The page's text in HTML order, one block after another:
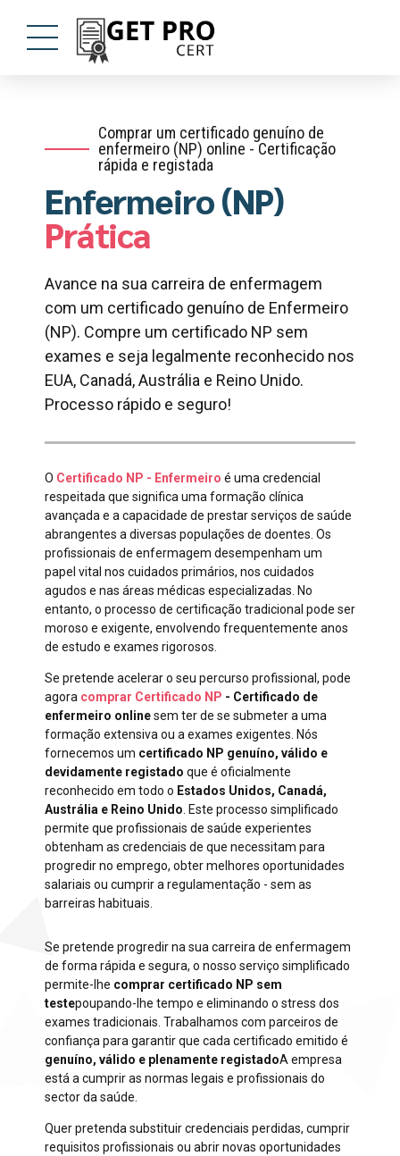
Comprar um certificado genuíno de
enfermeiro (NP) online - Certificação
rápida e registada
Enfermeiro (NP)
Prática
Avance na sua carreira de enfermagem
com um certificado genuíno de Enfermeiro
(NP). Compre um certificado NP sem
exames e seja legalmente reconhecido nos
EUA, Canadá, Austrália e Reino Unido.
Processo rápido e seguro!
O Certificado NP - Enfermeiro é uma credencial
respeitada que significa uma formação clínica
avançada e a capacidade de prestar serviços de saúde
abrangentes a diversas populações de doentes. Os
profissionais de enfermagem desempenham um
papel vital nos cuidados primários, nos cuidados
agudos e nas áreas médicas especializadas. No
entanto, o processo de certificação tradicional pode ser
moroso e exigente, envolvendo frequentemente anos
de estudo e exames rigorosos.
Se pretende acelerar o seu percurso profissional, pode
agora comprar Certificado NP - Certificado de
enfermeiro onlinesem ter de se submeter a uma
formação extensiva ou a exames exigentes. Nós
fornecemos um certificado NP genuíno, válido e
devidamente registado que é oficialmente
reconhecido em todo o Estados Unidos, Canadá,
Austrália e Reino Unido . Este processo simplificado
permite que profissionais de saúde experientes
obtenham as credenciais de que necessitam para
progredir no emprego, obter melhores oportunidades
salariais ou cumprir a regulamentação - sem as
barreiras habituais.
Se pretende progredir na sua carreira de enfermagem
de forma rápida e segura, o nosso serviço simplificado
permite-lhe comprar certificado NP sem
testepoupando-lhe tempo e eliminando o stress dos
exames tradicionais. Trabalhamos com parceiros de
confiança para garantir que cada certificado emitido é
genuíno, válido e plenamente registadoA empresa
está a cumprir as normas legais e profissionais do
sector da saúde.
Quer pretenda substituir credenciais perdidas, cumprir
requisitos profissionais ou abrir novas oportunidades